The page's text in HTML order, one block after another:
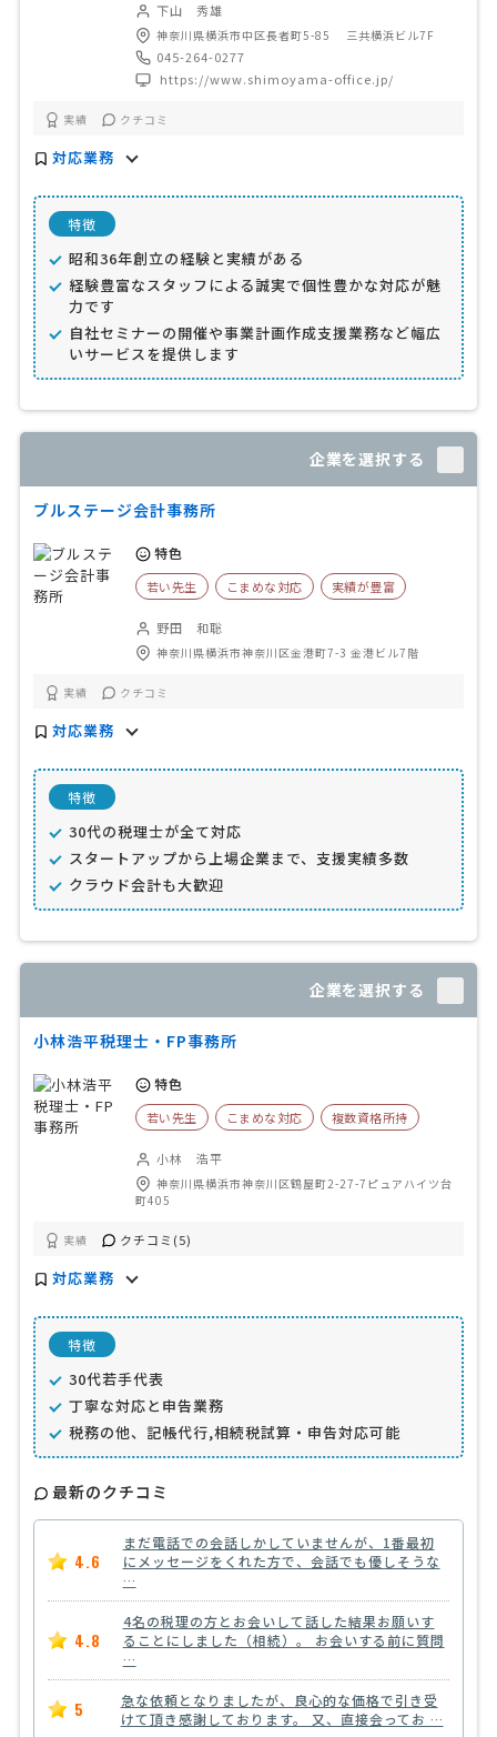
下山 秀雄
神奈川県横浜市中区長者町5-85 三共横浜ビル7F
045-264-0277
https://www.shimoyama-office.jp/
実績 クチコミ
対応業務
特徴
昭和36年創立の経験と実績がある
経験豊富なスタッフによる誠実で個性豊かな対応が魅
力です
自社セミナーの開催や事業計画作成支援業務など幅広
いサービスを提供します
企業を選択する
ブルステージ会計事務所
特色
若い先生 こまめな対応 実績が豊富
野田 和聡
神奈川県横浜市神奈川区金港町7-3 金港ビル7階
実績 クチコミ
対応業務
特徴
30代の税理士が全て対応
スタートアップから上場企業まで、支援実績多数
クラウド会計も大歓迎
企業を選択する
小林浩平税理士・FP事務所
特色
若い先生 こまめな対応 複数資格所持
小林 浩平
神奈川県横浜市神奈川区鶴屋町2-27-7ピュアハイツ台
町405
実績 クチコミ(5)
対応業務
特徴
30代若手代表
丁寧な対応と申告業務
税務の他、記帳代行,相続税試算・申告対応可能
最新のクチコミ
4.6
まだ電話での会話しかしていませんが、1番最初
にメッセージをくれた方で、会話でも優しそうな
…
4.8
4名の税理の方とお会いして話した結果お願いす
ることにしました（相続）。 お会いする前に質問
…
5
急な依頼となりましたが、良心的な価格で引き受
けて頂き感謝しております。 又、直接会ってお …